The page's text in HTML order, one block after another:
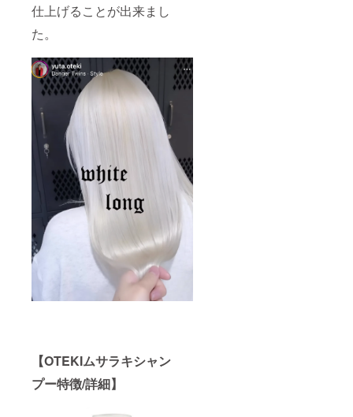
仕上げることが出来まし
た。
【OTEKIムサラキシャン
プー特徴/詳細】